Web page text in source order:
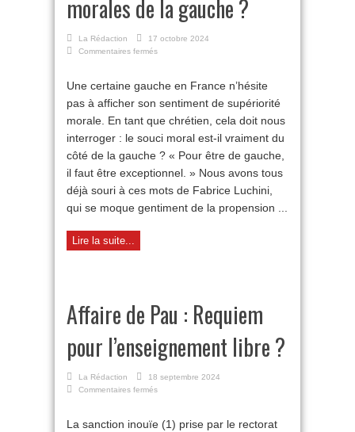
morales de la gauche ?
La Rédaction
17 octobre 2024
Commentaires fermés
des
prétentions
de
la
gauche ?
Une certaine gauche en France n’hésite
pas à afficher son sentiment de supériorité
morale. En tant que chrétien, cela doit nous
interroger : le souci moral est-il vraiment du
côté de la gauche ? « Pour être de gauche,
il faut être exceptionnel. » Nous avons tous
déjà souri à ces mots de Fabrice Luchini,
qui se moque gentiment de la propension ...
Lire la suite...
Affaire de Pau : Requiem
pour l’enseignement libre ?
La Rédaction
18 septembre 2024
Commentaires fermés
Pau :
La sanction inouïe (1) prise par le rectorat